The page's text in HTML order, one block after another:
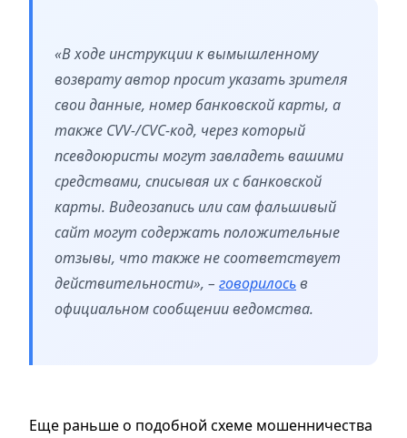
«В ходе инструкции к вымышленному
возврату автор просит указать зрителя
свои данные, номер банковской карты, а
также CVV-/CVC-код, через который
псевдоюристы могут завладеть вашими
средствами, списывая их с банковской
карты. Видеозапись или сам фальшивый
сайт могут содержать положительные
отзывы, что также не соответствует
действительности», – говорилосьв
официальном сообщении ведомства.
Еще раньше о подобной схеме мошенничества